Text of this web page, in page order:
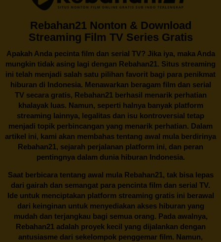
Rebahan21 Nonton & Download
Streaming Film TV Series Gratis
Apakah Anda pecinta film dan serial TV? Jika iya, maka Anda
mungkin tidak asing lagi dengan Rebahan21. Situs streaming
ini telah menjadi salah satu pilihan favorit bagi para penikmat
hiburan di Indonesia. Menawarkan beragam film dan serial
TV secara gratis, Rebahan21berhasil menarik perhatian
khalayak luas. Namun, seperti halnya banyak platform
streaming lainnya, legalitas dan isu kontroversial tetap
menjadi topik perbincangan yang menarik perhatian. Dalam
artikel ini, kami akan membahas tentang awal mula berdirinya
Rebahan21, sejarah perjalanan platform ini, dan peran
pentingnya dalam dunia hiburan Indonesia.
Saat berbicara tentang awal mula Rebahan21, tak bisa lepas
dari gairah dan semangat para pencinta film dan serial TV.
Ide untuk menciptakan platform streaming gratis ini berawal
dari keinginan untuk menyediakan akses hiburan yang
mudah dan terjangkau bagi semua orang. Pada awalnya,
Rebahan21 adalah proyek kecil yang dijalankan dengan
antusiasme dari sekelompok penggemar film. Namun,